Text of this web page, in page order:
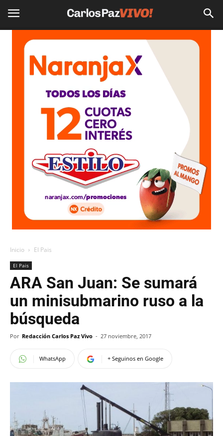
Inicio El Pais
El Pais
ARA San Juan: Se sumará
un minisubmarino ruso a la
búsqueda
Por Redacción Carlos Paz Vivo - 27 noviembre, 2017
WhatsApp + Seguinos en Google